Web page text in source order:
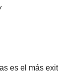
es el más